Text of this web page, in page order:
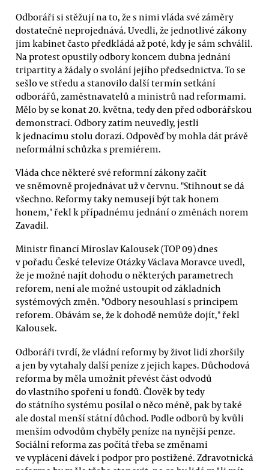
Odboráři si stěžují na to, že s nimi vláda své záměry
dostatečně neprojednává. Uvedli, že jednotlivé zákony
jim kabinet často předkládá až poté, kdy je sám schválil.
Na protest opustily odbory koncem dubna jednání
tripartity a žádaly o svolání jejího předsednictva. To se
sešlo ve středu a stanovilo další termín setkání
odborářů, zaměstnavatelů a ministrů nad reformami.
Mělo by se konat 20. května, tedy den před odborářskou
demonstrací. Odbory zatím neuvedly, jestli
k jednacímu stolu dorazí. Odpověď by mohla dát právě
neformální schůzka s premiérem.
Vláda chce některé své reformní zákony začít
ve sněmovně projednávat už v červnu. "Stihnout se dá
všechno. Reformy taky nemusejí být tak honem
honem," řekl k případnému jednání o změnách norem
Zavadil.
Ministr financí Miroslav Kalousek (TOP 09) dnes
v pořadu České televize Otázky Václava Moravce uvedl,
že je možné najít dohodu o některých parametrech
reforem, není ale možné ustoupit od základních
systémových změn. "Odbory nesouhlasí s principem
reforem. Obávám se, že k dohodě nemůže dojít," řekl
Kalousek.
Odboráři tvrdí, že vládní reformy by život lidí zhoršily
a jen by vytahaly další peníze z jejich kapes. Důchodová
reforma by měla umožnit převést část odvodů
do vlastního spoření u fondů. Člověk by tedy
do státního systému posílal o něco méně, pak by také
ale dostal menší státní důchod. Podle odborů by kvůli
menším odvodům chyběly peníze na nynější penze.
Sociální reforma zas počítá třeba se změnami
ve vyplácení dávek i podpor pro postižené. Zdravotnická